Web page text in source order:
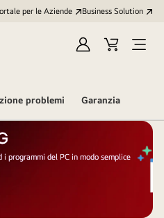
per le Aziende Business Solution
AccediCart
Open
problemi Garanzia
programmi del PC in modo semplice